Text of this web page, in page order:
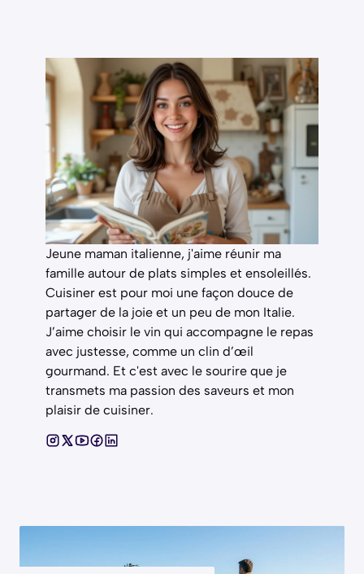
Jeune maman italienne, j'aime réunir ma
famille autour de plats simples et ensoleillés.
Cuisiner est pour moi une façon douce de
partager de la joie et un peu de mon Italie.
J’aime choisir le vin qui accompagne le repas
avec justesse, comme un clin d’œil
gourmand. Et c'est avec le sourire que je
transmets ma passion des saveurs et mon
plaisir de cuisiner.